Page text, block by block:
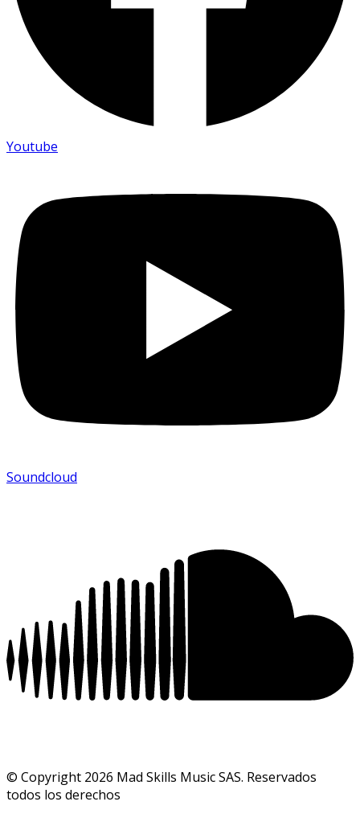
Youtube
Soundcloud
© Copyright 2026 Mad Skills Music SAS. Reservados
todos los derechos